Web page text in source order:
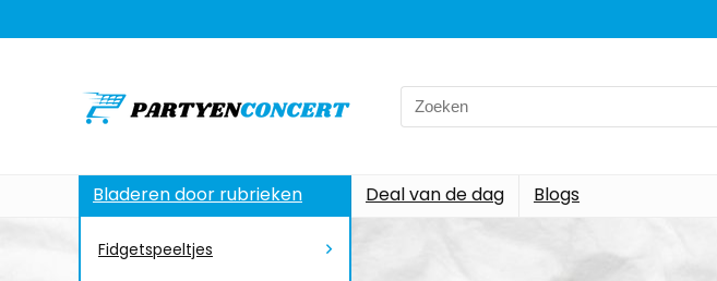
Bladeren door rubrieken
Fidgetspeeltjes
Deal van de dag Blogs